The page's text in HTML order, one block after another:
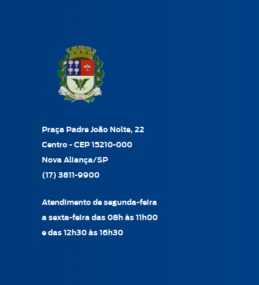
Praça Padre João Nolte, 22
Centro - CEP 15210-000
Nova Aliança/SP
(17) 3811-9900
Atendimento de segunda-feira
a sexta-feira das 08h às 11h00
e das 12h30 às 16h30